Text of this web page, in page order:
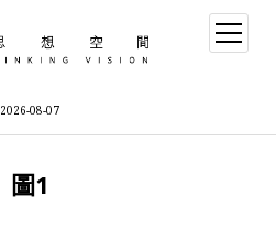
2026-08-07
open
menu
圖1